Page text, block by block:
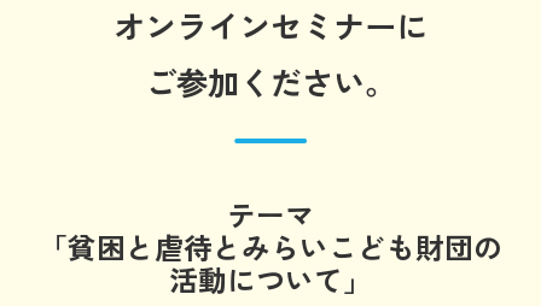
オンラインセミナーに
ご参加ください。
テーマ
「貧困と虐待とみらいこども財団の
活動について」